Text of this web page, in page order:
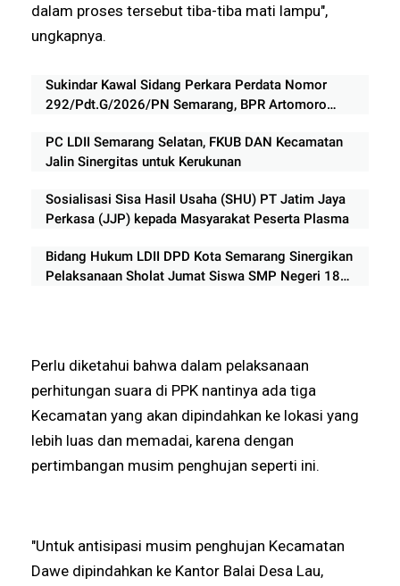
dalam proses tersebut tiba-tiba mati lampu",
ungkapnya.
Sukindar Kawal Sidang Perkara Perdata Nomor
292/Pdt.G/2026/PN Semarang, BPR Artomoro
PC LDII Semarang Selatan, FKUB DAN Kecamatan
Jalin Sinergitas untuk Kerukunan
Sosialisasi Sisa Hasil Usaha (SHU) PT Jatim Jaya
Perkasa (JJP) kepada Masyarakat Peserta Plasma
Bidang Hukum LDII DPD Kota Semarang Sinergikan
Pelaksanaan Sholat Jumat Siswa SMP Negeri 18
Perlu diketahui bahwa dalam pelaksanaan
perhitungan suara di PPK nantinya ada tiga
Kecamatan yang akan dipindahkan ke lokasi yang
lebih luas dan memadai, karena dengan
pertimbangan musim penghujan seperti ini.
"Untuk antisipasi musim penghujan Kecamatan
Dawe dipindahkan ke Kantor Balai Desa Lau,